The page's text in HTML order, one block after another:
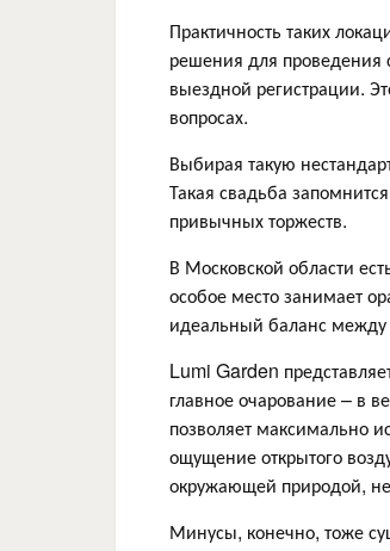
Практичность таких
решения для проведения
выездной регистрации.
вопросах.
Выбирая такую
Такая свадьба
привычных торжеств.
В Московской области
особое место занимает
идеальный баланс между
Lumi Garden
главное очарование – в
позволяет максимально
ощущение открытого
окружающей природой,
Минусы, конечно, тоже